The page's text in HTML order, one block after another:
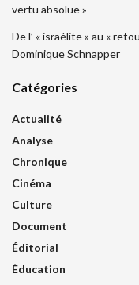
vertu absolue »
De l’ « israélite » au «
Dominique Schnapper
Catégories
Actualité
Analyse
Chronique
Cinéma
Culture
Document
Éditorial
Éducation